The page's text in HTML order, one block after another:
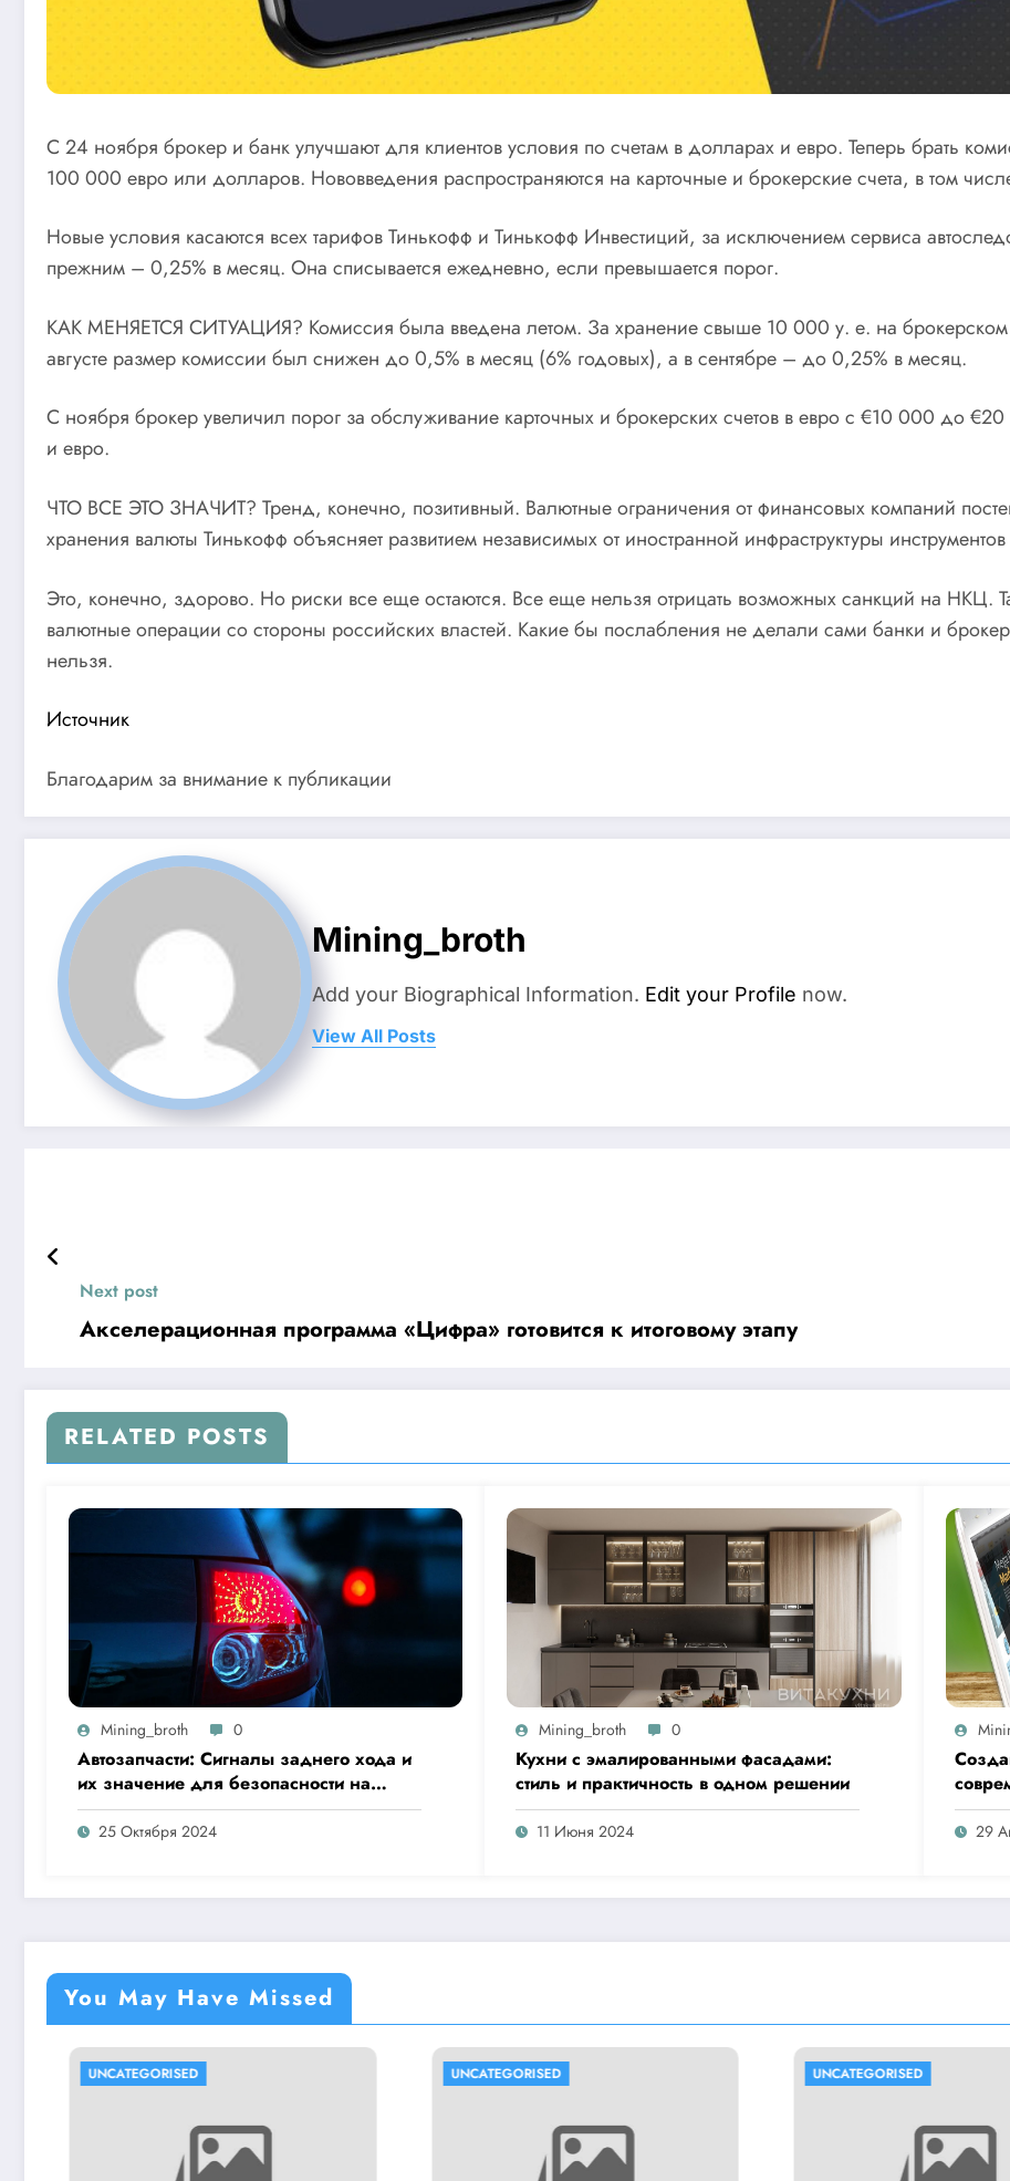
С 24 ноября брокер и банк улучшают для клиентов условия по счетам в долларах и евро. Теперь брать
100 000 евро или долларов. Нововведения распространяются на карточные и брокерские счета, в том
Новые условия касаются всех тарифов Тинькофф и Тинькофф Инвестиций, за исключением сервиса
прежним – 0,25% в месяц. Она списывается ежедневно, если превышается порог.
КАК МЕНЯЕТСЯ СИТУАЦИЯ? Комиссия была введена летом. За хранение свыше 10 000 у. е. на брокерском
августе размер комиссии был снижен до 0,5% в месяц (6% годовых), а в сентябре – до 0,25% в месяц.
С ноября брокер увеличил порог за обслуживание карточных и брокерских счетов в евро с €10 000 до
и евро.
ЧТО ВСЕ ЭТО ЗНАЧИТ? Тренд, конечно, позитивный. Валютные ограничения от финансовых компаний
хранения валюты Тинькофф объясняет развитием независимых от иностранной инфраструктуры
Это, конечно, здорово. Но риски все еще остаются. Все еще нельзя отрицать возможных санкций на НКЦ.
валютные операции со стороны российских властей. Какие бы послабления не делали сами банки и
нельзя.
Источник
Благодарим за внимание к публикации
Mining_broth
Add your Biographical Information. Edit your Profile now.
View All Posts
Next post
Акселерационная программа «Цифра» готовится к итоговому этапу
RELATED POSTS
Mining_broth 0
Автозапчасти: Сигналы заднего хода и
их значение для безопасности на
дороге
25 Октября 2024
Mining_broth 0
Кухни с эмалированными фасадами:
стиль и практичность в одном решении
11 Июня 2024 29
You May Have Missed
UNCATEGORISED UNCATEGORISED UNCATEGORISED